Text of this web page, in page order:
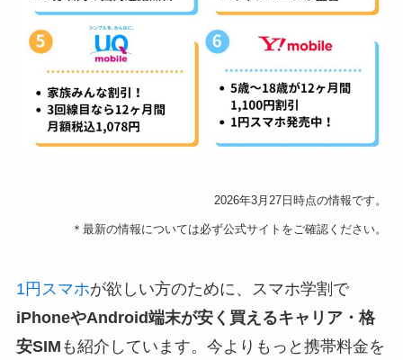
2026年3月27日時点の情報です。
＊最新の情報については必ず公式サイトをご確認ください。
1円スマホが欲しい方のために、スマホ学割で
iPhoneやAndroid端末が安く買えるキャリア・格
安SIM も紹介しています。今よりもっと携帯料金を